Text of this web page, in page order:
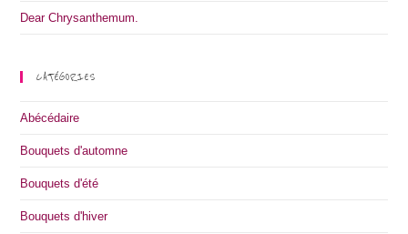
Dear Chrysanthemum.
CATÉGORIES
Abécédaire
Bouquets d'automne
Bouquets d'été
Bouquets d'hiver